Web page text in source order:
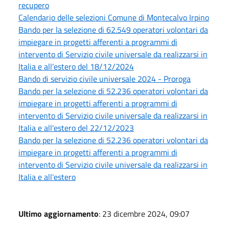
recupero
Calendario delle selezioni Comune di Montecalvo Irpino
Bando per la selezione di 62.549 operatori volontari da
impiegare in progetti afferenti a programmi di
intervento di Servizio civile universale da realizzarsi in
Italia e all'estero del 18/12/2024
Bando di servizio civile universale 2024 - Proroga
Bando per la selezione di 52.236 operatori volontari da
impiegare in progetti afferenti a programmi di
intervento di Servizio civile universale da realizzarsi in
Italia e all'estero del 22/12/2023
Bando per la selezione di 52.236 operatori volontari da
impiegare in progetti afferenti a programmi di
intervento di Servizio civile universale da realizzarsi in
Italia e all'estero
Ultimo aggiornamento: 23 dicembre 2024, 09:07